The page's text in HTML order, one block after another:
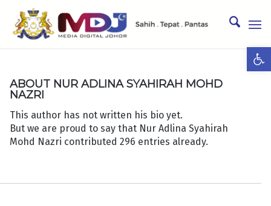
ABOUT NUR ADLINA SYAHIRAH MOHD
NAZRI
This author has not written his bio yet.
But we are proud to say that Nur Adlina Syahirah
Mohd Nazri contributed 296 entries already.